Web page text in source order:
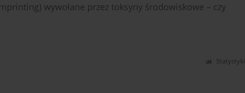
wywołane przez toksyny środowiskowe – czy
Statystyki